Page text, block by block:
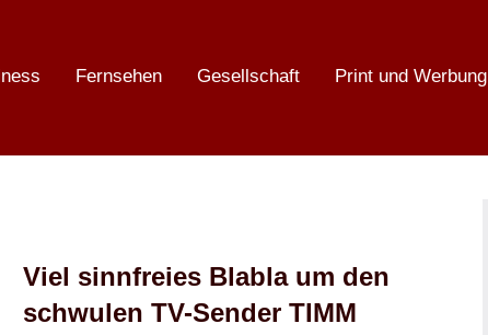
Fernsehen Gesellschaft Print und Werbung
Viel sinnfreies Blabla um den
schwulen TV-Sender TIMM